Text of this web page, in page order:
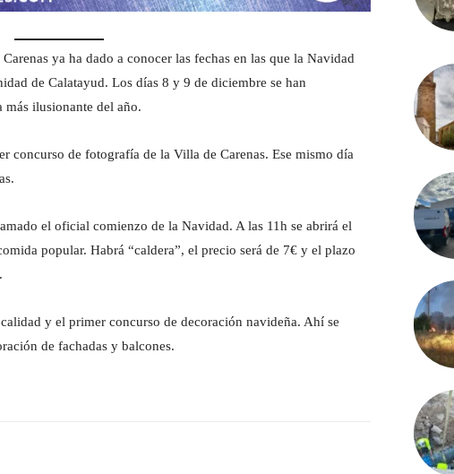
ya ha dado a conocer las fechas en las que la Navidad
de Calatayud. Los días 8 y 9 de diciembre se han
más ilusionante del año.
concurso de fotografía de la Villa de Carenas. Ese mismo día
el oficial comienzo de la Navidad. A las 11h se abrirá el
popular. Habrá “caldera”, el precio será de 7€ y el plazo
y el primer concurso de decoración navideña. Ahí se
de fachadas y balcones.